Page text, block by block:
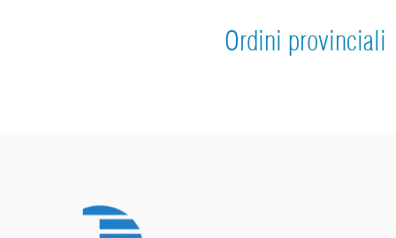
Ordini provinciali